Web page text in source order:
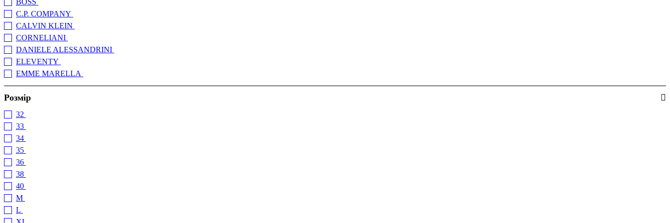
BOSS
C.P. COMPANY
CALVIN KLEIN
CORNELIANI
DANIELE ALESSANDRINI
ELEVENTY
EMME MARELLA
EMPORIO ARMANI(+30)
ETRO
Розмір
32
33
34
35
36
38
40
M
L